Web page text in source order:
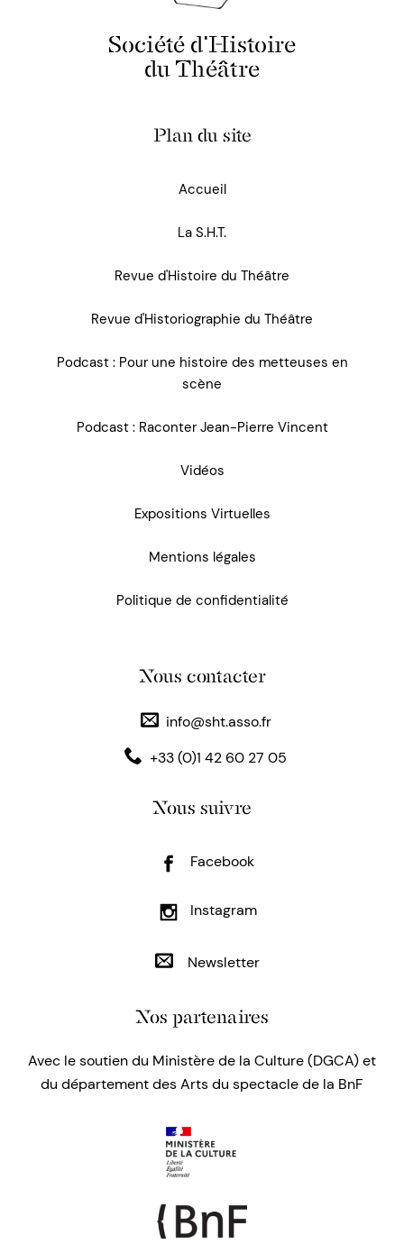
Société d'Histoire
du Théâtre
Plan du site
Accueil
La S.H.T.
Revue d'Histoire du Théâtre
Revue d'Historiographie du Théâtre
Podcast : Pour une histoire des metteuses en
scène
Podcast : Raconter Jean-Pierre Vincent
Vidéos
Expositions Virtuelles
Mentions légales
Politique de confidentialité
Nous contacter
info@sht.asso.fr
+33 (0)1 42 60 27 05
Nous suivre
Facebook
Instagram
Newsletter
Nos partenaires
Avec le soutien du Ministère de la Culture (DGCA) et
du département des Arts du spectacle de la BnF